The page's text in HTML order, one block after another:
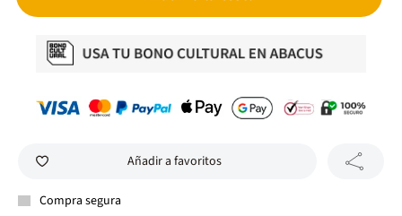
Añadir a favoritos
Compra segura